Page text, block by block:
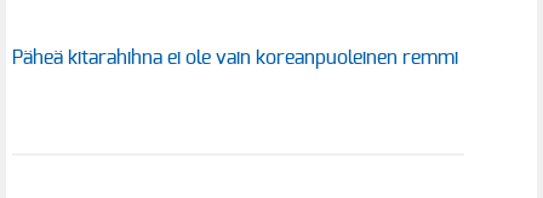
Päheä kitarahihna ei ole vain koreanpuoleinen remmi